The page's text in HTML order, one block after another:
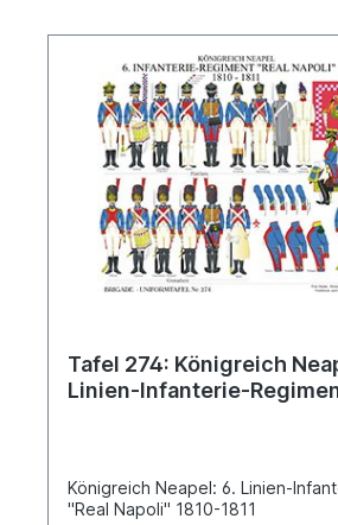
Tafel 274: Königreich
Linien-Infanterie-
Königreich Neapel: 6. Linien-
"Real Napoli" 1810-1811